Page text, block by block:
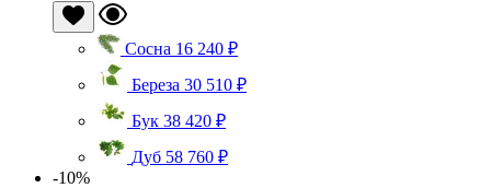
Сосна 16 240 ₽
Береза 30 510 ₽
Бук 38 420 ₽
Дуб 58 760 ₽
-10%